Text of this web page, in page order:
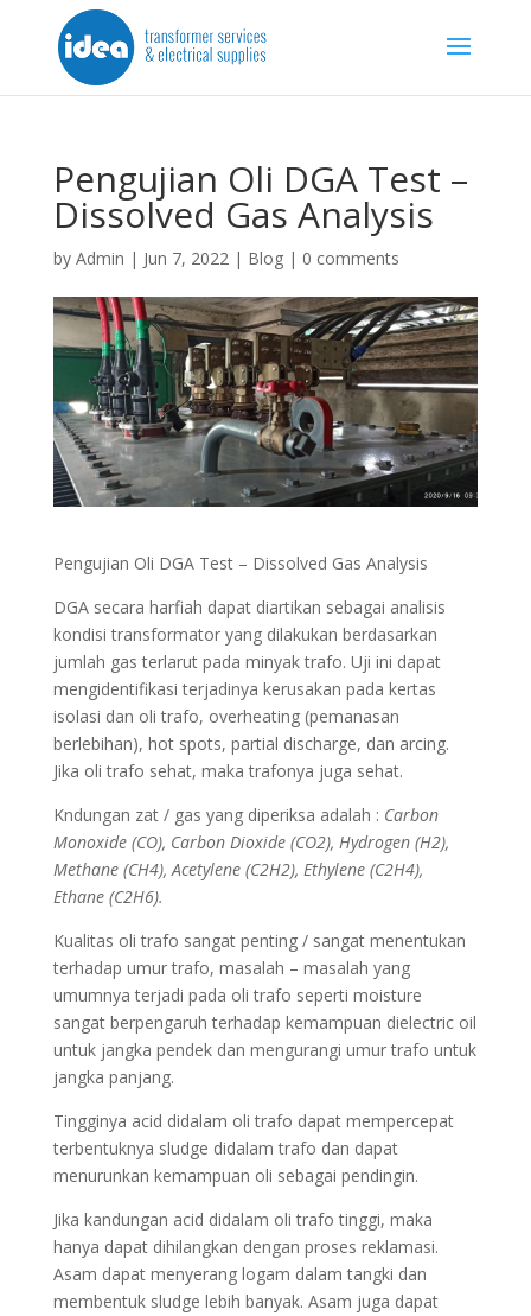
Pengujian Oli DGA Test –
Dissolved Gas Analysis
by Admin | Jun 7, 2022| Blog| 0 comments
Pengujian Oli DGA Test – Dissolved Gas Analysis
DGA secara harfiah dapat diartikan sebagai analisis
kondisi transformator yang dilakukan berdasarkan
jumlah gas terlarut pada minyak trafo. Uji ini dapat
mengidentifikasi terjadinya kerusakan pada kertas
isolasi dan oli trafo, overheating (pemanasan
berlebihan), hot spots, partial discharge, dan arcing.
Jika oli trafo sehat, maka trafonya juga sehat.
Kndungan zat / gas yang diperiksa adalah : Carbon
Monoxide (CO), Carbon Dioxide (CO2), Hydrogen (H2),
Methane (CH4), Acetylene (C2H2), Ethylene (C2H4),
Ethane (C2H6).
Kualitas oli trafo sangat penting / sangat menentukan
terhadap umur trafo, masalah – masalah yang
umumnya terjadi pada oli trafo seperti moisture
sangat berpengaruh terhadap kemampuan dielectric oil
untuk jangka pendek dan mengurangi umur trafo untuk
jangka panjang.
Tingginya acid didalam oli trafo dapat mempercepat
terbentuknya sludge didalam trafo dan dapat
menurunkan kemampuan oli sebagai pendingin.
Jika kandungan acid didalam oli trafo tinggi, maka
hanya dapat dihilangkan dengan proses reklamasi.
Asam dapat menyerang logam dalam tangki dan
membentuk sludge lebih banyak. Asam juga dapat